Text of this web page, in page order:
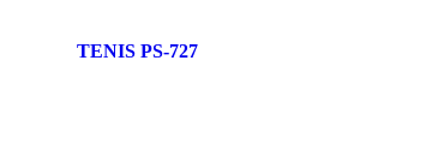
TENIS PS-727